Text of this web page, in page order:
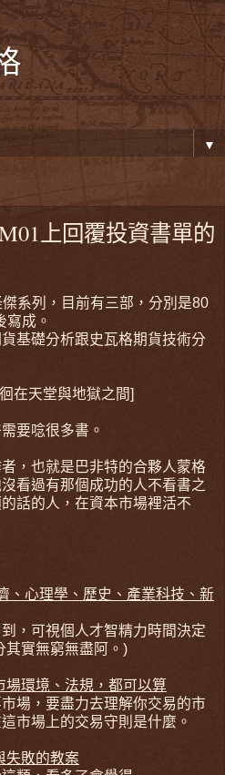
▼
上回覆投資書單的
系列，目前有三部，分別是80
寫成。
基礎分析跟史瓦格期貨技術分
在天堂與地獄之間]
要唸很多書。
，也就是巴非特的合夥人蒙格
看過有那個成功的人不看書之
話的人，在資本市場裡活不
、心理學、歷史、產業科技、新
，可視個人才智精力時間決定
其實無窮無盡阿。)
場環境、法規，都可以算
場，要盡力去理解你交易的市
市場上的交易守則是什麼。
失敗的教案